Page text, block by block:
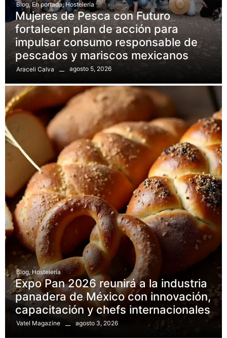
Blog, En portada, Hostelería
Mujeres de Pesca con Futuro
fortalecen plan de acción para
impulsar consumo responsable de
pescados y mariscos mexicanos
Araceli Calva agosto 5, 2026
Blog, Hostelería
Expo Pan 2026 reunirá a la industria
panadera de México con innovación,
capacitación y chefs internacionales
Vatel Magazine agosto 3, 2026